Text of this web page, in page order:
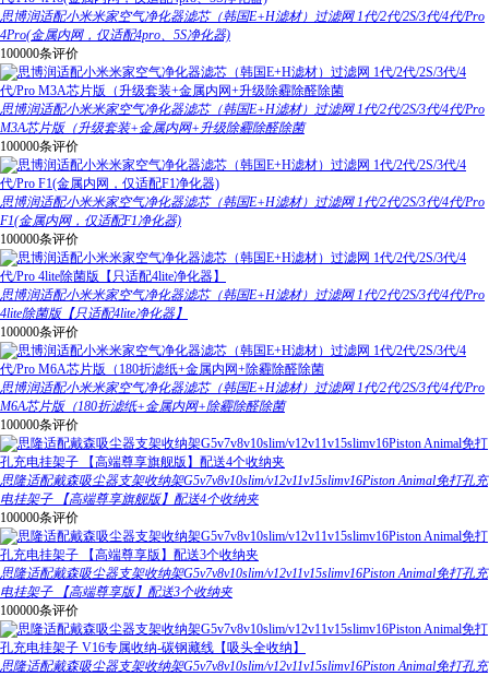
思博润适配小米米家空气净化器滤芯（韩国E+H滤材）过滤网 1代/2代/2S/3代/4代/Pro
4Pro(金属内网，仅适配4pro、5S净化器)
100000条评价
思博润适配小米米家空气净化器滤芯（韩国E+H滤材）过滤网 1代/2代/2S/3代/4代/Pro
M3A芯片版（升级套装+金属内网+升级除霾除醛除菌
100000条评价
思博润适配小米米家空气净化器滤芯（韩国E+H滤材）过滤网 1代/2代/2S/3代/4代/Pro
F1(金属内网，仅适配F1净化器)
100000条评价
思博润适配小米米家空气净化器滤芯（韩国E+H滤材）过滤网 1代/2代/2S/3代/4代/Pro
4lite除菌版【只适配4lite净化器】
100000条评价
思博润适配小米米家空气净化器滤芯（韩国E+H滤材）过滤网 1代/2代/2S/3代/4代/Pro
M6A芯片版（180折滤纸+金属内网+除霾除醛除菌
100000条评价
思隆适配戴森吸尘器支架收纳架G5v7v8v10slim/v12v11v15slimv16Piston Animal免打孔充
电挂架子 【高端尊享旗舰版】配送4个收纳夹
100000条评价
思隆适配戴森吸尘器支架收纳架G5v7v8v10slim/v12v11v15slimv16Piston Animal免打孔充
电挂架子 【高端尊享版】配送3个收纳夹
100000条评价
思隆适配戴森吸尘器支架收纳架G5v7v8v10slim/v12v11v15slimv16Piston Animal免打孔充